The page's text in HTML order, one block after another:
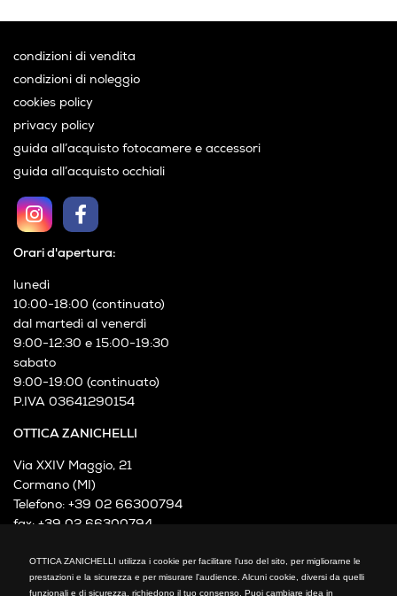
OTTICA ZANICHELLI utilizza i cookie per facilitare l'uso del sito, per migliorarne le
prestazioni e la sicurezza e per misurare l'audience. Alcuni cookie, diversi da quelli
funzionali e di sicurezza, richiedono il tuo consenso. Puoi cambiare idea in
OTTICA ZANICHELLI
Via XXIV Maggio, 21
Cormano (MI)
Telefono: +39 02 66300794
fax: +39 02 66300794
Orari d'apertura:
lunedì
10:00-18:00 (continuato)
dal martedì al venerdì
9:00-12:30 e 15:00-19:30
sabato
9:00-19:00 (continuato)
P.IVA 03641290154
condizioni di vendita
condizioni di noleggio
cookies policy
privacy policy
guida all’acquisto fotocamere e accessori
guida all’acquisto occhiali